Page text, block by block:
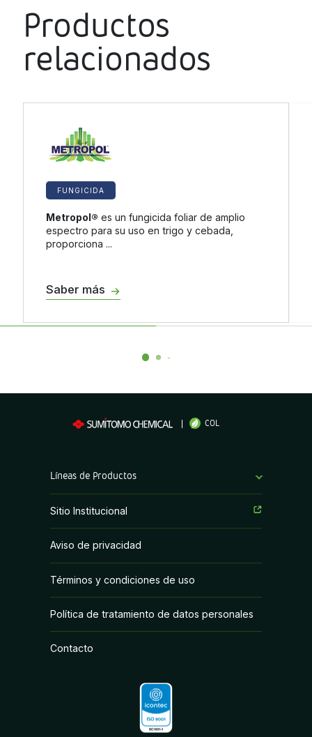
Productos
relacionados
FUNGICIDA
Metropol® es un fungicida foliar de amplio
espectro para su uso en trigo y cebada,
proporciona ...
Saber más
COL
Líneas de Productos
Herbicidas
PGR y Biorracionales
Sitio Institucional
Aviso de privacidad
Términos y condiciones de uso
Política de tratamiento de datos personales
Contacto